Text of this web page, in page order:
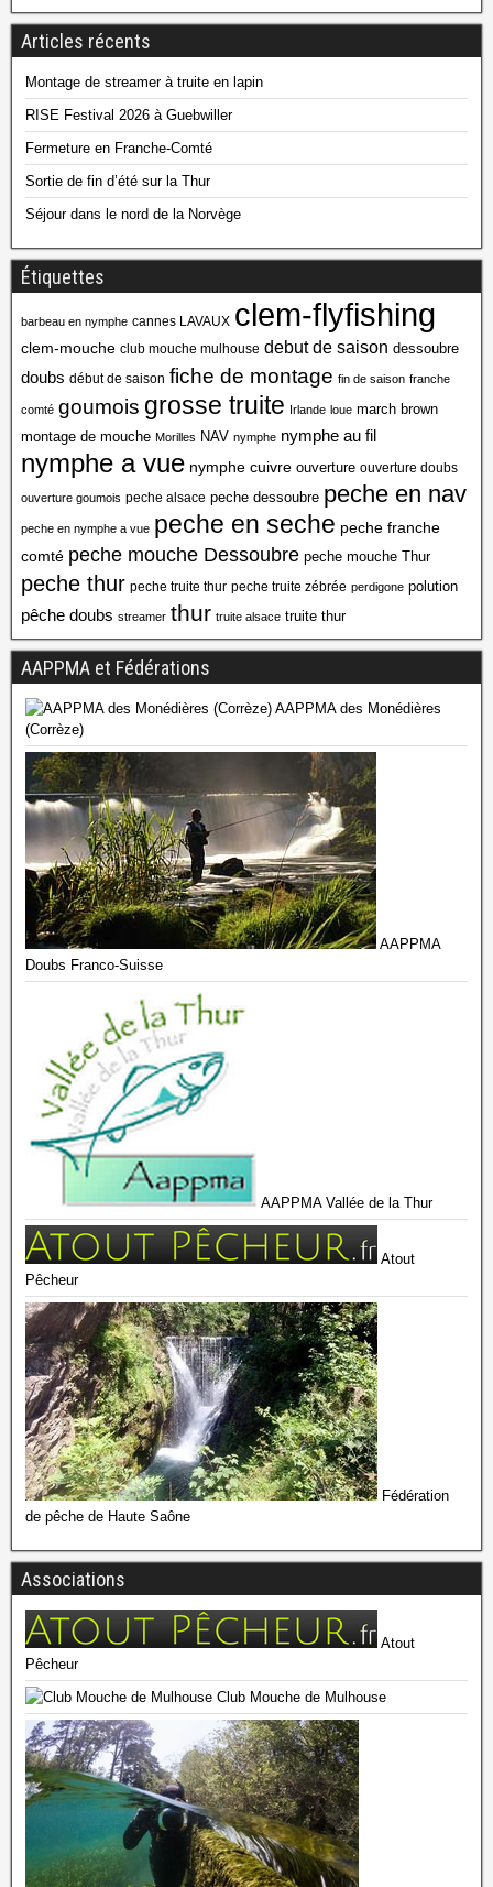
Articles récents
Montage de streamer à truite en lapin
RISE Festival 2026 à Guebwiller
Fermeture en Franche-Comté
Sortie de fin d’été sur la Thur
Séjour dans le nord de la Norvège
Étiquettes
barbeau en nymphe cannes LAVAUX clem-flyfishing
clem-mouche club mouche mulhouse debut de saison dessoubre
doubs début de saison fiche de montage fin de saison franche
comté goumois grosse truite Irlande loue march brown
montage de mouche Morilles NAV nymphe nymphe au fil
nymphe a vue nymphe cuivre ouverture ouverture doubs
ouverture goumois peche alsace peche dessoubre peche en nav
peche en nymphe a vue peche en seche peche franche
comté peche mouche Dessoubre peche mouche Thur
peche thur peche truite thur peche truite zébrée perdigone polution
pêche doubs streamer thur truite alsace truite thur
AAPPMA et Fédérations
AAPPMA des Monédières
(Corrèze)
AAPPMA
Doubs Franco-Suisse
AAPPMA Vallée de la Thur
Atout
Pêcheur
Fédération
de pêche de Haute Saône
Associations
Atout
Pêcheur
Club Mouche de Mulhouse